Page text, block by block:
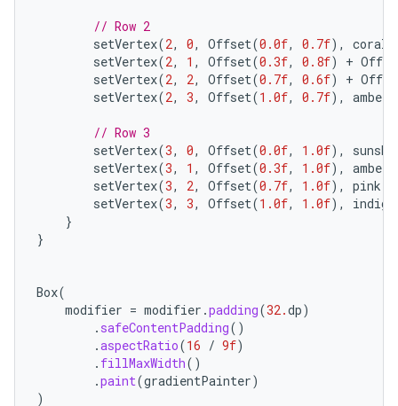
// Row 2
setVertex(2, 0, Offset(0.0f, 0.7f), coral
setVertex(2, 1 , Offset(0.3f, 0.8f) +
setVertex(2, 2, Offset(0.7f, 0.6f) +
setVertex(2, 3, Offset(1.0f, 0.7f), amber
// Row 3
setVertex(3, 0, Offset(0.0f, 1.0f),
setVertex(3, 1 , Offset(0.3f, 1.0f), amber
setVertex(3, 2, Offset(0.7f, 1.0f), pink
setVertex(3, 3, Offset(1.0f, 1.0f), indigo
}
}
Box(
modifier = modifier .padding(32.dp)
. safeContentPadding()
.aspectRatio(16 / 9f)
. fillMaxWidth()
.paint(gradientPainter)
)